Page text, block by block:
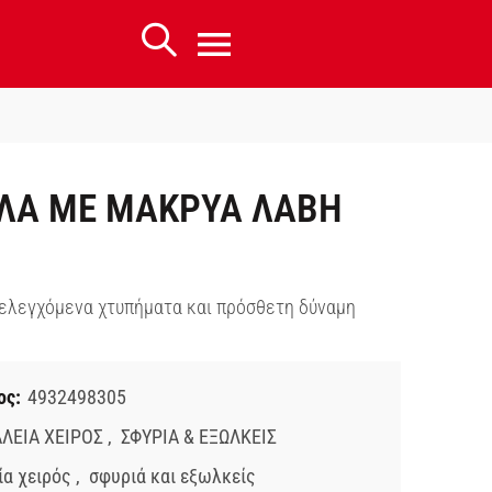
ΜΕ ΜΑΚΡΥΑ ΛΑΒΗ
χτυπήματα και πρόσθετη δύναμη
4932498305
ΧΕΙΡΟΣ , ΣΦΥΡΙΑ & ΕΞΩΛΚΕΙΣ
χειρός , σφυριά και εξωλκείς